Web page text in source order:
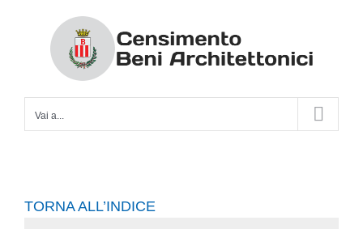
contenuto
Vai a...
TORNA ALL’INDICE